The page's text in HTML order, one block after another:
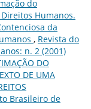
do
Humanos.
da
, Revista do
n. 2 (2001)
DO
DE UMA
Brasileiro de